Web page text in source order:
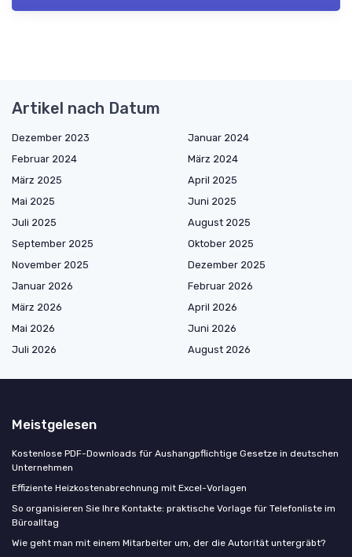
Artikel nach Datum
Dezember 2023
Januar 2024
Februar 2024
März 2024
März 2025
April 2025
Mai 2025
Juni 2025
Juli 2025
August 2025
September 2025
Oktober 2025
November 2025
Dezember 2025
Januar 2026
Februar 2026
März 2026
April 2026
Mai 2026
Juni 2026
Juli 2026
August 2026
Meistgelesen
Kostenlose PDF-Downloads für Aushangpflichtige Gesetze in deutschen
Unternehmen
Effiziente Heizkostenabrechnung mit Excel-Vorlagen
So organisieren Sie Ihre Kontakte: praktische Vorlage für Telefonliste im
Büroalltag
Wie geht man mit einem Mitarbeiter um, der die Autorität untergräbt?